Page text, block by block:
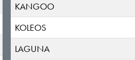
KANGOO
KOLEOS
LAGUNA